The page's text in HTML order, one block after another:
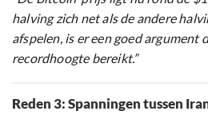
halving zich net als de andere
afspelen, is er een goed argument
recordhoogte bereikt.”
Reden 3: Spanningen tussen